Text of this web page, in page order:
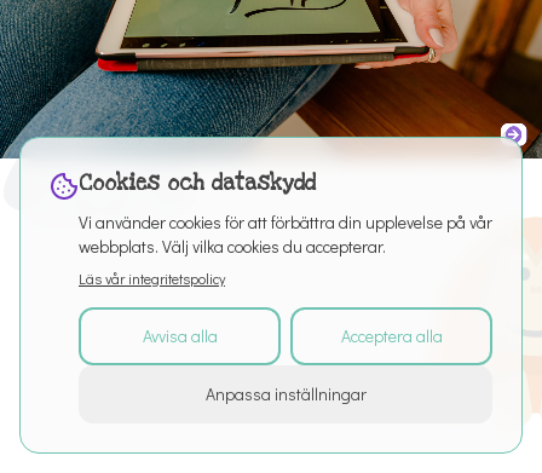
2026
Med ensamrätt
ArticlesPuro EditorDataskydd
Cookies och dataskydd
Vi använder cookies för att förbättra din upplevelse på vår
webbplats. Välj vilka cookies du accepterar.
Läs vår integritetspolicy
Avvisa alla Acceptera alla
Anpassa inställningar